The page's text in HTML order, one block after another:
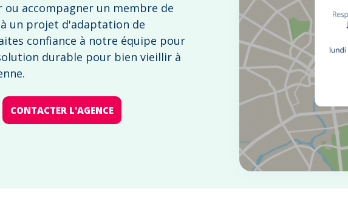
ou accompagner un membre de
un projet d'adaptation de
confiance à notre équipe pour
durable pour bien vieillir à
CONTACTER L'AGENCE